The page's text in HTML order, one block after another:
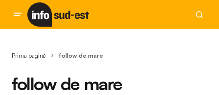
Prima pagină follow de mare
follow de mare